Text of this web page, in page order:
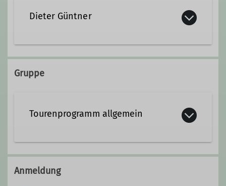
Dieter Güntner
Qualifikationen
Gruppe
Tourenprogramm allgemein
Anmeldung